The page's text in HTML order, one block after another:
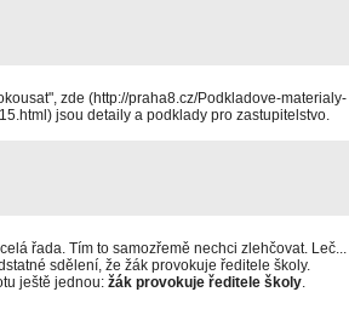
zde (http://praha8.cz/Podkladove-materialy-
jsou detaily a podklady pro zastupitelstvo.
řada. Tím to samozřemě nechci zlehčovat. Leč...
sdělení, že žák provokuje ředitele školy.
ještě jednou: žák provokuje ředitele školy.